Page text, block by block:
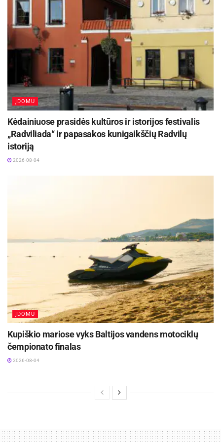
siejamas su Mindaugo pilimi Latava, kurioje
Mindaugas 1253 m. ir 1260 m. išdavė du
donacinius aktus. Kadangi 1253 m. aktas
išduotas karūnavimo proga, piliakalnis taip pat
siejamas su Mindaugo karūnavimo vieta.
Šaltinis: Anykščių rajono savivaldybė
ĮDOMU
Kėdainiuose prasidės kultūros ir istorijos festivalis
„Radviliada“ ir papasakos kunigaikščių Radvilų
istoriją
2026-08-04
ĮDOMU
Kupiškio mariose vyks Baltijos vandens motociklų
čempionato finalas
2026-08-04